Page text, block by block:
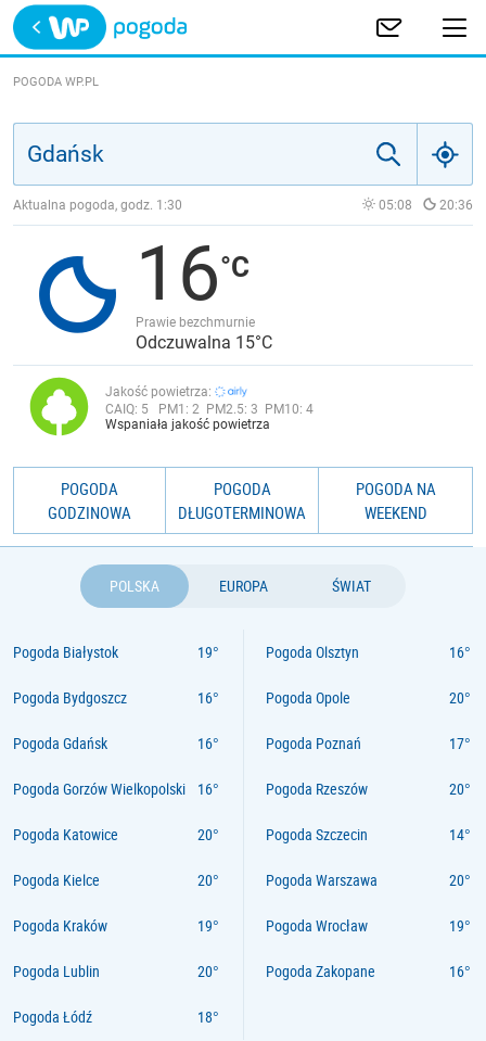
Trwa ładowanie
POLSKA
JAKOŚĆ POWIETRZA
POGODA WP.PL
Aktualna pogoda, godz. 1:30 05:08 20:36
16
Prawie bezchmurnie
Odczuwalna 15°C
Jakość powietrza:
CAIQ: 5 PM1: 2 PM2.5: 3 PM10: 4
Wspaniała jakość powietrza
POGODA
GODZINOWA
POGODA
DŁUGOTERMINOWA
POGODA NA
WEEKEND
POLSKA EUROPA ŚWIAT
Pogoda Białystok
Pogoda Bydgoszcz
Pogoda Gdańsk
Pogoda Gorzów Wielkopolski
Pogoda Katowice
Pogoda Kielce
Pogoda Kraków
Pogoda Lublin
Pogoda Łódź
Pogoda Olsztyn
Pogoda Opole
Pogoda Poznań
Pogoda Rzeszów
Pogoda Szczecin
Pogoda Warszawa
Pogoda Wrocław
Pogoda Zakopane